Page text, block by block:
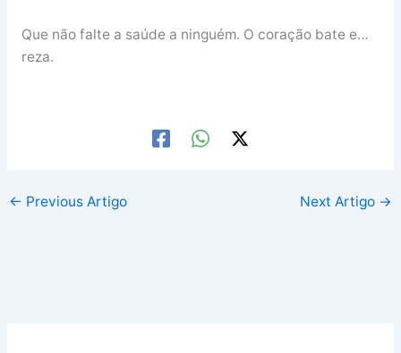
Que não falte a saúde a ninguém. O coração bate e…
reza.
← Previous Artigo Next Artigo →